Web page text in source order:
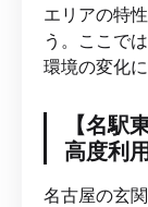
エリアの特
う。ここで
環境の変化
【名駅
高度利
名古屋の玄